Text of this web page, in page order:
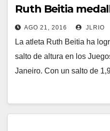
Ruth Beitia
AGO 21, 2016 JLRIO
La atleta Ruth Beitia ha
salto de altura en los
Janeiro. Con un salto de